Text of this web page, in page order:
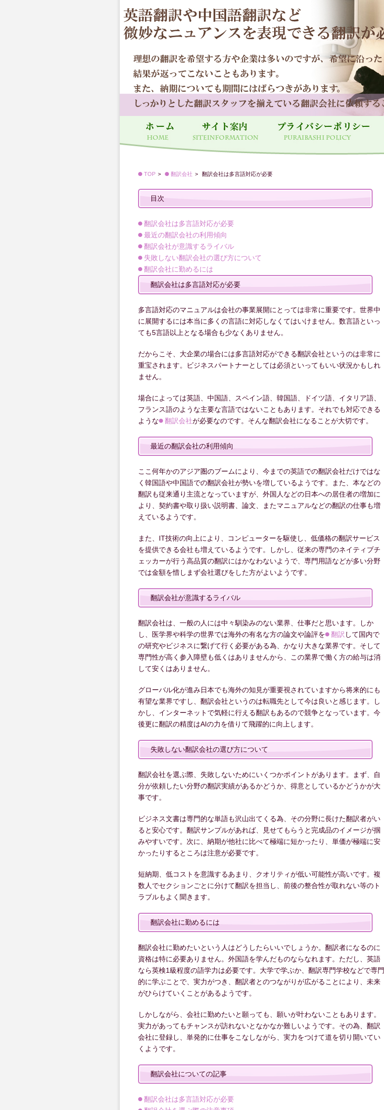
TOP 翻訳会社 翻訳会社は多言語対応が必要
目次
翻訳会社は多言語対応が必要
最近の翻訳会社の利用傾向
翻訳会社が意識するライバル
失敗しない翻訳会社の選び方について
翻訳会社に勤めるには
翻訳会社は多言語対応が必要
多言語対応のマニュアルは会社の事業展開にとっては非常に重要です。世界中
に展開するには本当に多くの言語に対応しなくてはいけません。数言語といっ
ても5言語以上となる場合も少なくありません。
だからこそ、大企業の場合には多言語対応ができる翻訳会社というのは非常に
重宝されます。ビジネスパートナーとしては必須といってもいい状況かもしれ
ません。
場合によっては英語、中国語、スペイン語、韓国語、ドイツ語、イタリア語、
フランス語のような主要な言語ではないこともあります。それでも対応できる
ような
翻訳会社が必要なのです。そんな翻訳会社になることが大切です。
最近の翻訳会社の利用傾向
ここ何年かのアジア圏のブームにより、今までの英語での翻訳会社だけではな
く韓国語や中国語での翻訳会社が勢いを増しているようです。また、本などの
翻訳も従来通り主流となっていますが、外国人などの日本への居住者の増加に
より、契約書や取り扱い説明書、論文、またマニュアルなどの翻訳の仕事も増
えているようです。
また、IT技術の向上により、コンピューターを駆使し、低価格の翻訳サービス
を提供できる会社も増えているようです。しかし、従来の専門のネイティブチ
ェッカーが行う高品質の翻訳にはかなわないようで、専門用語などが多い分野
では金額を惜しまず会社選びをした方がよいようです。
翻訳会社が意識するライバル
翻訳会社は、一般の人には中々馴染みのない業界、仕事だと思います。しか
し、医学界や科学の世界では海外の有名な方の論文や論評を
翻訳 して国内で
の研究やビジネスに繋げて行く必要がある為、かなり大きな業界です。そして
専門性が高く参入障壁も低くはありませんから、この業界で働く方の給与は消
して安くはありません。
グローバル化が進み日本でも海外の知見が重要視されていますから将来的にも
有望な業界ですし、翻訳会社というのは転職先として今は良いと感じます。し
かし、インターネットで気軽に行える翻訳もあるので競争となっています。今
後更に翻訳の精度はAIの力を借りて飛躍的に向上します。
失敗しない翻訳会社の選び方について
翻訳会社を選ぶ際、失敗しないためにいくつかポイントがあります。まず、自
分が依頼したい分野の翻訳実績があるかどうか、得意としているかどうかが大
事です。
ビジネス文書は専門的な単語も沢山出てくる為、その分野に長けた翻訳者がい
ると安心です。翻訳サンプルがあれば、見せてもらうと完成品のイメージが掴
みやすいです。次に、納期が他社に比べて極端に短かったり、単価が極端に安
かったりするところは注意が必要です。
短納期、低コストを意識するあまり、クオリティが低い可能性が高いです。複
数人でセクションごとに分けて翻訳を担当し、前後の整合性が取れない等のト
ラブルもよく聞きます。
翻訳会社に勤めるには
翻訳会社に勤めたいという人はどうしたらいいでしょうか。翻訳者になるのに
資格は特に必要ありません。外国語を学んだものならなれます。ただし、英語
なら英検1級程度の語学力は必要です。大学で学ぶか、翻訳専門学校などで専門
的に学ぶことで、実力がつき、翻訳者とのつながりが広がることにより、未来
がひらけていくことがあるようです。
しかしながら、会社に勤めたいと願っても、願いが叶わないこともあります。
実力があってもチャンスが訪れないとなかなか難しいようです。その為、翻訳
会社に登録し、単発的に仕事をこなしながら、実力をつけて道を切り開いてい
くようです。
翻訳会社についての記事
翻訳会社は多言語対応が必要